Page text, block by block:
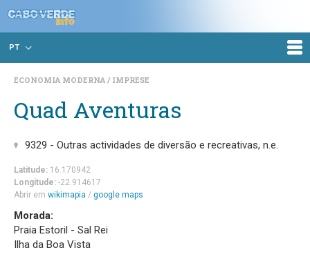
PT
ECONOMIA MODERNA IMPRESE
Quad Aventuras
9329 - Outras actividades de diversão e recreativas, n.e.
Latitude: 16.170942
Longitude: -22.914617
Abrir em wikimapia / google maps
Morada:
Praia Estoril - Sal Rei
Ilha da Boa Vista